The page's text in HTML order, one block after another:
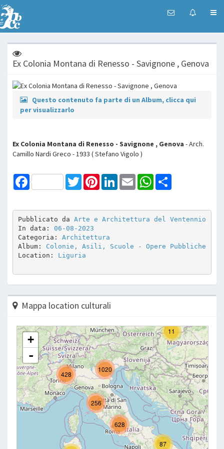
Ex Colonia Montana di Renesso - Savignone , Genova
Questo contenuto fa parte di un Album, clicca qui
per visualizzarlo
Ex Colonia Montana di Renesso - Savignone , Genova - Arch.
Camillo Nardi Greco - 1933 ( Stefano Vigolo )
Facebook TwitterPinterestLinkedInEmail WhatsApp
Pubblicato da Arte e Architettura del Ventennio
In data: 06-08-2023
Categoria: Architettura
Album: Colonie, Asili, Scuole - Opere Pubbliche
Location: Liguria
Mappa location culturali